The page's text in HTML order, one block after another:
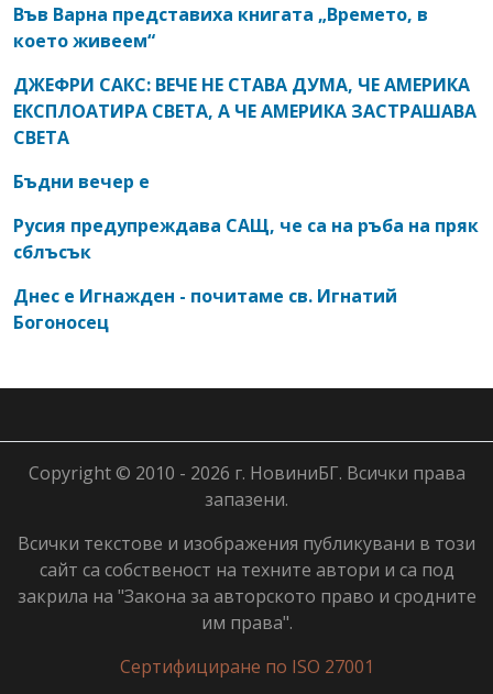
Във Варна представиха книгата „Времето, в
което живеем“
ДЖЕФРИ САКС: ВЕЧЕ НЕ СТАВА ДУМА, ЧЕ АМЕРИКА
ЕКСПЛОАТИРА СВЕТА, А ЧЕ АМЕРИКА ЗАСТРАШАВА
СВЕТА
Бъдни вечер е
Русия предупреждава САЩ, че са на ръба на пряк
сблъсък
Днес е Игнажден - почитаме св. Игнатий
Богоносец
Copyright © 2010 - 2026 г. НовиниБГ. Всички права
запазени.
Всички текстове и изображения публикувани в този
сайт са собственост на техните автори и са под
закрила на "Закона за авторското право и сродните
им права".
Сертифициране по ISO 27001